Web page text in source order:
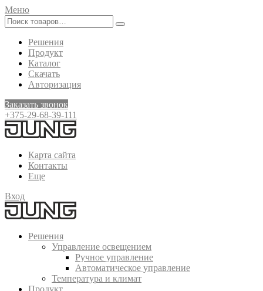
Меню
Решения
Продукт
Каталог
Скачать
Авторизация
Заказать звонок
+375-29-68-39-111
Карта сайта
Контакты
Еще
Вход
Решения
Управление освещением
Ручное управление
Автоматическое управление
Температура и климат
Продукт